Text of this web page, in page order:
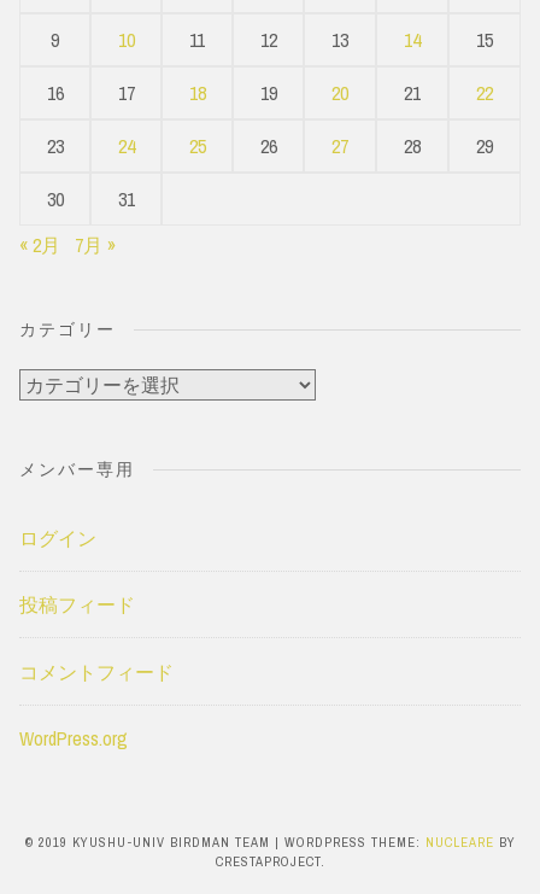
9
10 11 12 13 14
15
16
17 18 19 20 21
22
23
24 25 26 27 28
29
30
31
« 2月
7月 »
カテゴリー
カ
ゴ
ー
メンバー専用
ログイン
投稿フィード
コメントフィード
WordPress.org
© 2019 KYUSHU-UNIV BIRDMAN TEAM | WORDPRESS THEME: NUCLEARE BY
CRESTAPROJECT.